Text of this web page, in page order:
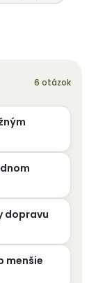
dopravu
menšie